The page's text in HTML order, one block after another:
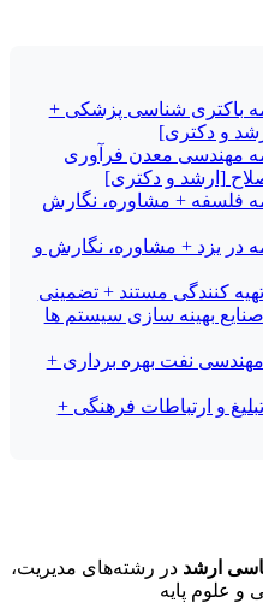
باکتری شناسی پزشکی +
و دکتری]
مهندسی معدن فرآوری
[ارشد و دکتری]
فلسفه + مشاوره، نگارش
در یزد + مشاوره، نگارش و
تهیه کنندگی مستند + تضمینی
صنایع بهینه سازی سیستم ها
مهندسی نفت بهره برداری +
و ارتباطات فرهنگی +
در رشته‌های مدیریت،
علوم پایه